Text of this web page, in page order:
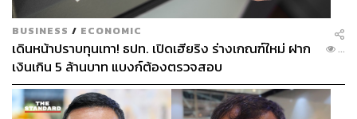
BUSINESS / ECONOMIC
เดินหน้าปราบทุนเทา! ธปท. เปิดเฮียริง ร่างเกณฑ์ใหม่ ฝาก
เงินเกิน 5 ล้านบาท แบงก์ต้องตรวจสอบ
...